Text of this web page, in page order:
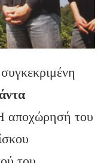
αποχώρησή του